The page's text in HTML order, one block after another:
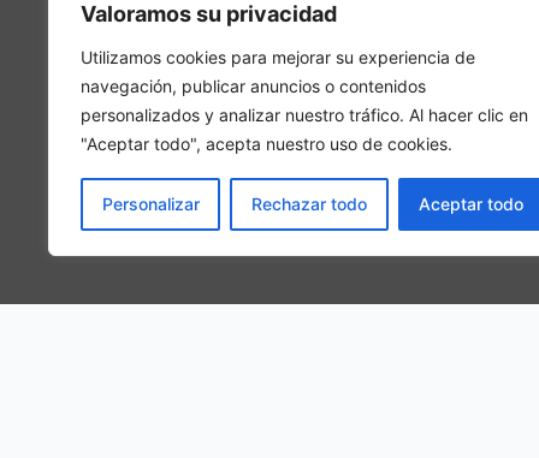
Valoramos su privacidad
Utilizamos cookies para mejorar su experiencia de
navegación, publicar anuncios o contenidos
personalizados y analizar nuestro tráfico. Al hacer clic en
"Aceptar todo", acepta nuestro uso de cookies.
Personalizar Rechazar todo Aceptar todo
In una camera singola, 1 persona adulta sarà
nella camera